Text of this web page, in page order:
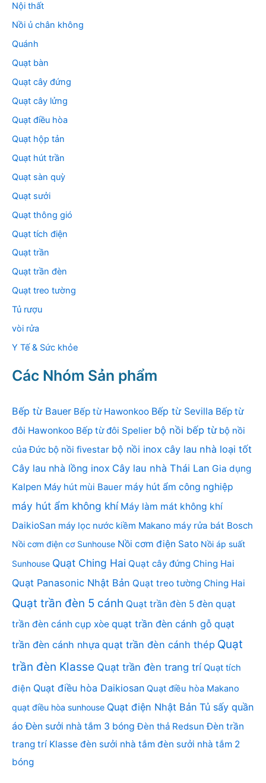
Nội thất
Nồi ủ chân không
Quánh
Quạt bàn
Quạt cây đứng
Quạt cây lửng
Quạt điều hòa
Quạt hộp tản
Quạt hút trần
Quạt sàn quỳ
Quạt sưởi
Quạt thông gió
Quạt tích điện
Quạt trần
Quạt trần đèn
Quạt treo tường
Tủ rượu
vòi rửa
Y Tế & Sức khỏe
Các Nhóm Sản phẩm
Bếp từ Bauer Bếp từ Hawonkoo Bếp từ Sevilla Bếp từ
đôi Hawonkoo Bếp từ đôi Spelier bộ nồi bếp từ bộ nồi
của Đức bộ nồi fivestar bộ nồi inox cây lau nhà loại tốt
Cây lau nhà lồng inox Cây lau nhà Thái Lan Gia dụng
Kalpen Máy hút mùi Bauer máy hút ẩm công nghiệp
máy hút ẩm không khí Máy làm mát không khí
DaikioSan máy lọc nước kiềm Makano máy rửa bát Bosch
Nồi cơm điện cơ Sunhouse Nồi cơm điện Sato Nồi áp suất
Sunhouse Quạt Ching Hai Quạt cây đứng Ching Hai
Quạt Panasonic Nhật Bản Quạt treo tường Ching Hai
Quạt trần đèn 5 cánh Quạt trần đèn 5 đèn quạt
trần đèn cánh cụp xòe quạt trần đèn cánh gỗ quạt
trần đèn cánh nhựa quạt trần đèn cánh thép Quạt
trần đèn Klasse Quạt trần đèn trang trí Quạt tích
điện Quạt điều hòa Daikiosan Quạt điều hòa Makano
quạt điều hòa sunhouse Quạt điện Nhật Bản Tủ sấy quần
áo Đèn sưởi nhà tắm 3 bóng Đèn thả Redsun Đèn trần
trang trí Klasse đèn sưởi nhà tắm đèn sưởi nhà tắm 2
bóng